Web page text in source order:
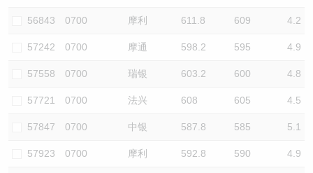
56843 0700 摩利 611.8 609 4.2
57242 0700 摩通 598.2 595 4.9
57558 0700 瑞银 603.2 600 4.8
57721 0700 法兴 608 605 4.5
57847 0700 中银 587.8 585 5.1
57923 0700 摩利 592.8 590 4.9
牛熊证文件及公告
牛熊证文件及公告 (瑞信)
ADR
收市竞价变化